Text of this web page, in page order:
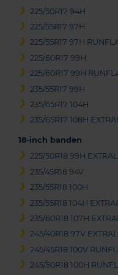
225/50R17 94H
225/55R17 97H
225/55R17 97H
225/60R17 99H
225/60R17 99H
235/55R17 99H
235/65R17 104H
235/65R17 108H
18-inch banden
225/50R18 99H
235/45R18 94V
235/55R18 100H
235/55R18 104H
235/60R18 107H
245/40R18 97V
245/45R18 100V
245/50R18 100H